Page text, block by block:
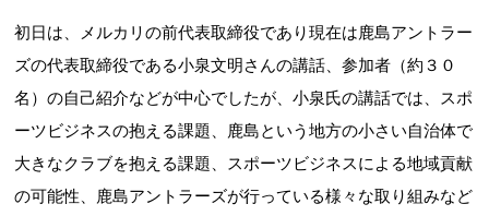
初日は、メルカリの前代表取締役であり現在は鹿島アントラー
ズの代表取締役である小泉文明さんの講話、参加者（約３０
名）の自己紹介などが中心でしたが、小泉氏の講話では、スポ
ーツビジネスの抱える課題、鹿島という地方の小さい自治体で
大きなクラブを抱える課題、スポーツビジネスによる地域貢献
の可能性、鹿島アントラーズが行っている様々な取り組みなど